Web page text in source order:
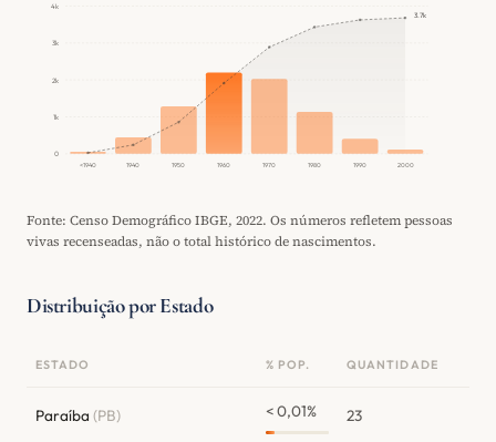
0
1k
2k
3k
4k
<1940 1940 1950 1960 1970 1980 1990 2000
3.7k
Fonte: Censo Demográfico IBGE, 2022. Os números refletem pessoas
vivas recenseadas, não o total histórico de nascimentos.
Distribuição por Estado
ESTADO % POP. QUANTIDADE
Paraíba (PB) < 0,01% 23